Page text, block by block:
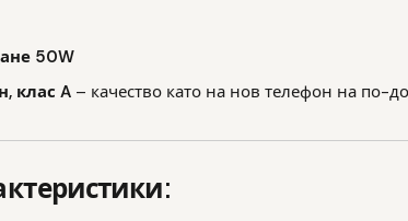
50W
клас A – качество като на нов телефон на по-